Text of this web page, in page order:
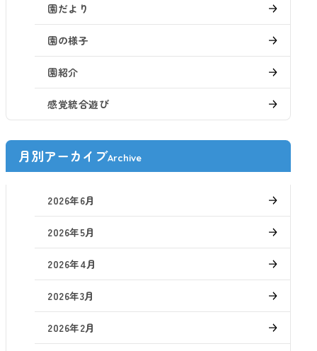
園だより
園の様子
園紹介
感覚統合遊び
月別アーカイブArchive
2026年6月
2026年5月
2026年4月
2026年3月
2026年2月